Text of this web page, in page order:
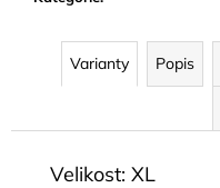
Varianty Popis
Velikost: XL